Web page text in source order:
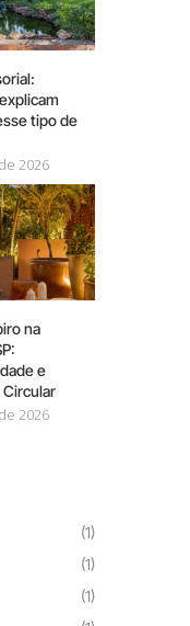
tipo de
2026
na
e
2026
(1)
(1)
(1)